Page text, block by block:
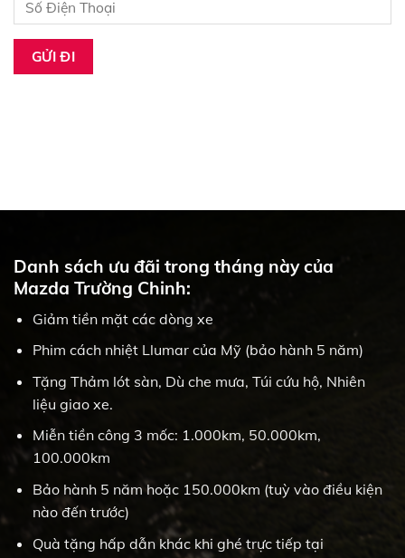
Danh sách ưu đãi trong tháng này của
Mazda Trường Chinh:
Giảm tiền mặt các dòng xe
Phim cách nhiệt Llumar của Mỹ (bảo hành 5 năm)
Tặng Thảm lót sàn, Dù che mưa, Túi cứu hộ, Nhiên
liệu giao xe.
Miễn tiền công 3 mốc: 1.000km, 50.000km,
100.000km
Bảo hành 5 năm hoặc 150.000km (tuỳ vào điều kiện
nào đến trước)
Quà tặng hấp dẫn khác khi ghé trực tiếp tại